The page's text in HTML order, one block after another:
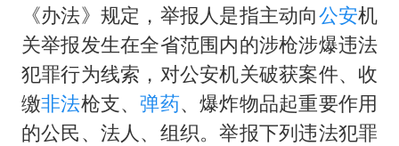
以军士兵把枪口对准中国记者
笔试第一被劝弃考涉事副校长被撤职
白海豚5次眼壁置换
构建更高水平的全民健身公共服务体系
《办法》规定，举报人是指主动向公安机
关举报发生在全省范围内的涉枪涉爆违法
犯罪行为线索，对公安机关破获案件、收
缴非法枪支、弹药、爆炸物品起重要作用
的公民、法人、组织。举报下列违法犯罪